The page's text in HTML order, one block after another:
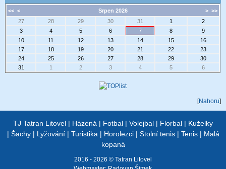
<< < > >>
Srpen 2026
27
28 29 30 31 1
2
3
4 5 6 7 8
9
10
11 12 13 14 15
16
17
18 19 20 21 22
23
24
25 26 27 28 29
30
31
1 2 3 4 5 6
[Nahoru]
TJ Tatran Litovel | Házená | Fotbal | Volejbal | Florbal | Kuželky
| Šachy| Lyžování| Turistika | Horolezci| Stolní tenis| Tenis| Malá
kopaná
2016 - 2026 © Tatran Litovel